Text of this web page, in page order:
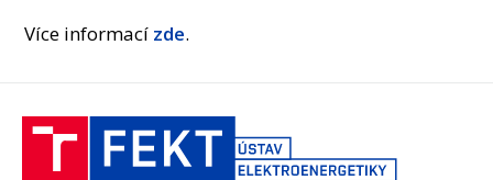
Více informací zde.